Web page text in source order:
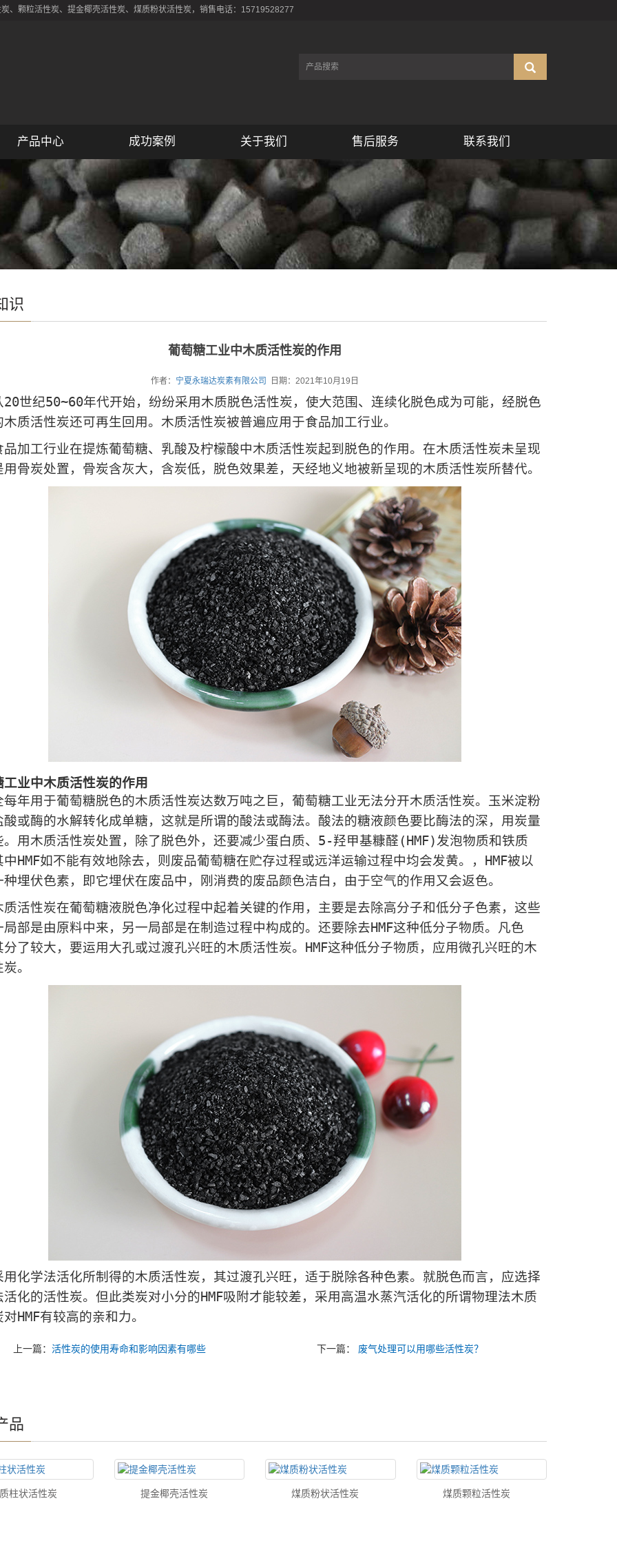
、颗粒活性炭、提金椰壳活性炭、煤质粉状活性炭，销售电话：15719528277
产品中心 成功案例 关于我们 售后服务 联系我们
识
葡萄糖工业中木质活性炭的作用
作者： 宁夏永瑞达炭素有限公司 日期：2021年10月19日
纪50~60年代开始，纷纷采用木质脱色活性炭，使大范围、连续化脱色成为可能，经脱色
木质活性炭还可再生回用。木质活性炭被普遍应用于食品加工行业。
工行业在提炼葡萄糖、乳酸及柠檬酸中木质活性炭起到脱色的作用。在木质活性炭未呈现
用骨炭处置，骨炭含灰大，含炭低，脱色效果差，天经地义地被新呈现的木质活性炭所替代。
工业中木质活性炭的作用
用于葡萄糖脱色的木质活性炭达数万吨之巨，葡萄糖工业无法分开木质活性炭。玉米淀粉
酸或酶的水解转化成单糖，这就是所谓的酸法或酶法。酸法的糖液颜色要比酶法的深，用炭量
。用木质活性炭处置，除了脱色外，还要减少蛋白质、5-羟甲基糠醛(HMF)发泡物质和铁质
中HMF如不能有效地除去，则废品葡萄糖在贮存过程或远洋运输过程中均会发黄。，HMF被以
种埋伏色素，即它埋伏在废品中，刚消费的废品颜色洁白，由于空气的作用又会返色。
性炭在葡萄糖液脱色净化过程中起着关键的作用，主要是去除高分子和低分子色素，这些
局部是由原料中来，另一局部是在制造过程中构成的。还要除去HMF这种低分子物质。凡色
分了较大，要运用大孔或过渡孔兴旺的木质活性炭。HMF这种低分子物质，应用微孔兴旺的木
。
学法活化所制得的木质活性炭，其过渡孔兴旺，适于脱除各种色素。就脱色而言，应选择
活化的活性炭。但此类炭对小分的HMF吸附才能较差，采用高温水蒸汽活化的所谓物理法木质
HMF有较高的亲和力。
上一篇：活性炭的使用寿命和影响因素有哪些 下一篇： 废气处理可以用哪些活性炭？
品
柱状活性炭 提金椰壳活性炭 煤质粉状活性炭 煤质颗粒活性炭